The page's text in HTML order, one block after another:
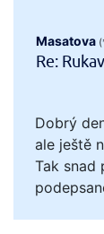
Masatova
Re:
Dobrý
ale ještě
Tak snad